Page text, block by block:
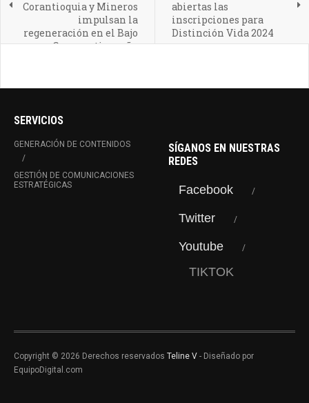
Corantioquia y Mineros
impulsan la
regeneración en el Bajo
Cauca antioqueño
abiertas las
inscripciones para
Distinción Vida 2024
SERVICIOS
GENERACIÓN DE CONTENIDOS
GESTIÓN DE COMUNICACIONES
ESTRATÉGICAS
SÍGANOS EN NUESTRAS
REDES
Facebook
Twitter
Youtube
TIKTOK
Copyright © 2026 Derechos reservados Teline V - Diseñado por
EquipoDigital.com